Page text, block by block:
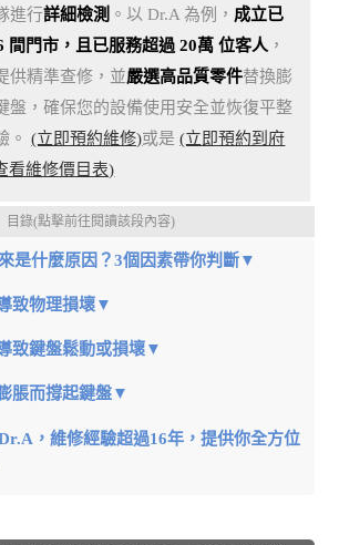
進行詳細檢測 。以 Dr.A 為例， 成立已
間門市，且已服務超過 20萬 位客人 ，
供精準查修，並嚴選高品質零件替換膨
盤，確保您的設備使用安全並恢復平整
。(立即預約維修)或是(立即預約到府
看維修價目表)
目錄(點擊前往閱讀該段內容)
是什麼原因？3個因素帶你判斷▼
致物理損壞▼
致鍵盤鬆動或損壞▼
脹而撐起鍵盤▼
，維修經驗超過16年，提供你全方位